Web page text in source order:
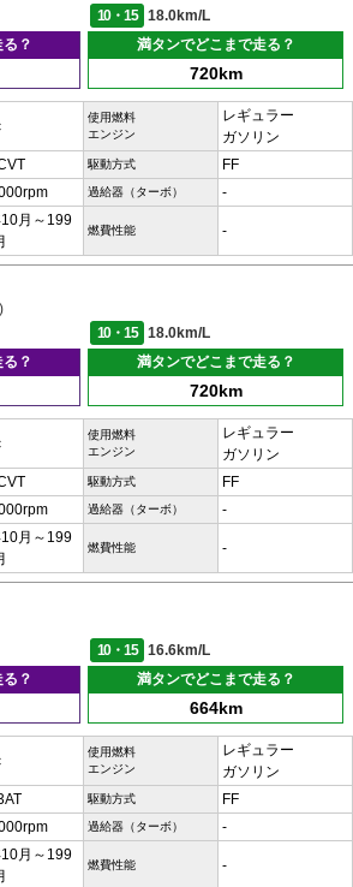
10・15
18.0km/L
？
満タンでどこまで走る？
720km
使用燃料
エンジン
レギュラー
ガソリン
駆動方式 FF
過給器（ターボ） -
月～199
燃費性能 -
10・15
18.0km/L
？
満タンでどこまで走る？
720km
使用燃料
エンジン
レギュラー
ガソリン
駆動方式 FF
過給器（ターボ） -
月～199
燃費性能 -
10・15
16.6km/L
？
満タンでどこまで走る？
664km
使用燃料
エンジン
レギュラー
ガソリン
駆動方式 FF
過給器（ターボ） -
月～199
燃費性能 -